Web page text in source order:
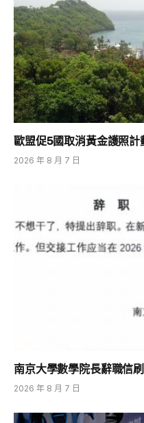
歐盟促5國取消黃金護照計
2026 年 8 月 7 日
南京大學數學院長辭職信
2026 年 8 月 7 日